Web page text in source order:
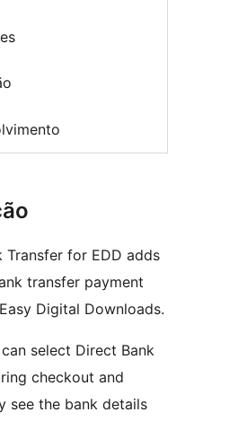
Transfer for EDD adds
transfer payment
Digital Downloads.
select Direct Bank
checkout and
see the bank details